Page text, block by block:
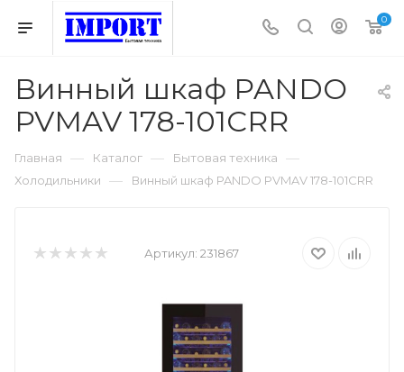
0
Винный шкаф PANDO
PVMAV 178-101CRR
Главная — Каталог — Бытовая техника —
Холодильники — Винный шкаф PANDO PVMAV 178-101CRR
Артикул: 231867